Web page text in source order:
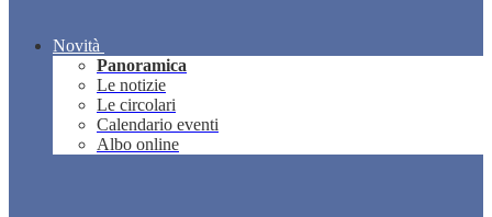
Novità
Panoramica
Le notizie
Le circolari
Calendario eventi
Albo online